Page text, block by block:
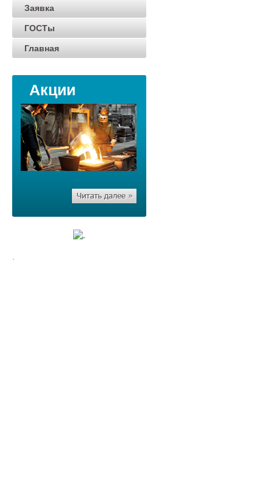
Заявка
ГОСТы
Главная
Акции